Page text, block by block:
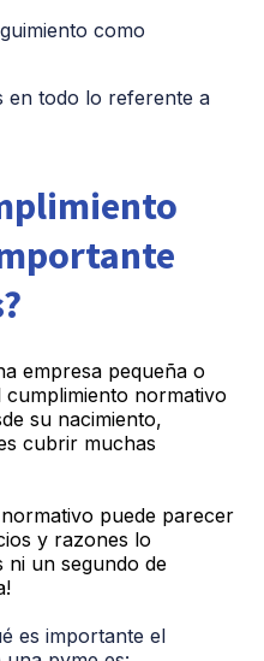
como
en todo lo referente a
empresa pequeña o
cumplimiento normativo
su nacimiento,
cubrir muchas
puede parecer
y razones lo
ni un segundo de
es importante el